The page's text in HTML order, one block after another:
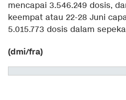
mencapai 3.546.249 dosis,
keempat atau 22-28 Juni
5.015.773 dosis dalam
(dmi/fra)